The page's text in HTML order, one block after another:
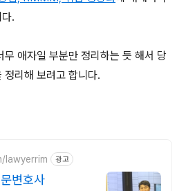
.
무 애자일 부분만 정리하는 듯 해서 당
정리해 보려고 합니다.
lawyerrim 광고
변호사